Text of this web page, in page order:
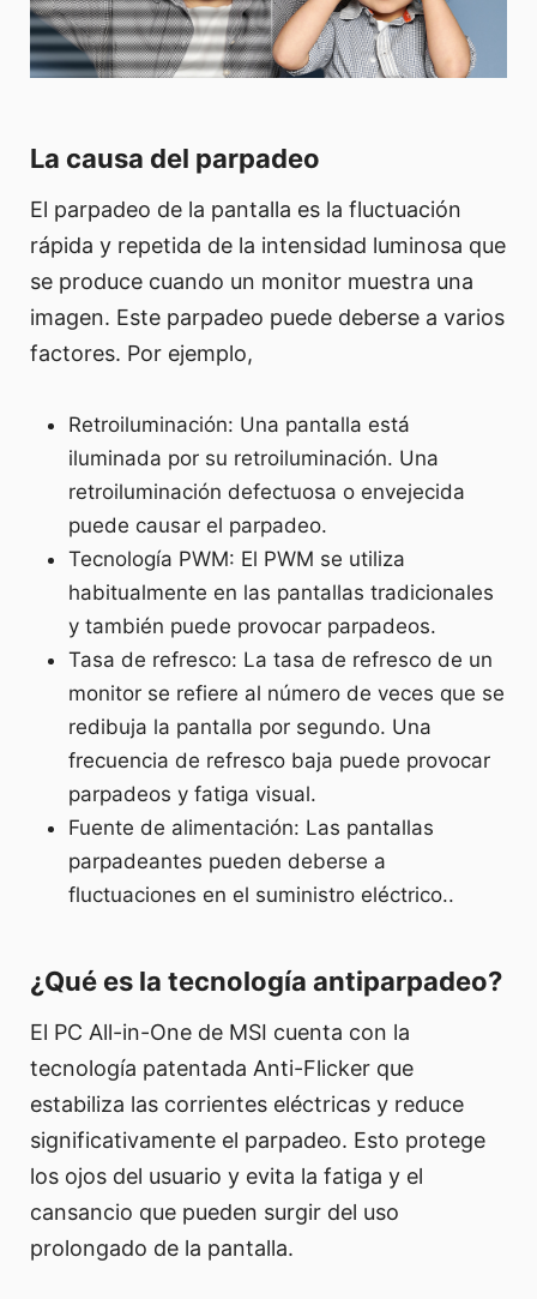
La causa del parpadeo
El parpadeo de la pantalla es la fluctuación
rápida y repetida de la intensidad luminosa que
se produce cuando un monitor muestra una
imagen. Este parpadeo puede deberse a varios
factores. Por ejemplo,
Retroiluminación: Una pantalla está
iluminada por su retroiluminación. Una
retroiluminación defectuosa o envejecida
puede causar el parpadeo.
Tecnología PWM: El PWM se utiliza
habitualmente en las pantallas tradicionales
y también puede provocar parpadeos.
Tasa de refresco: La tasa de refresco de un
monitor se refiere al número de veces que se
redibuja la pantalla por segundo. Una
frecuencia de refresco baja puede provocar
parpadeos y fatiga visual.
Fuente de alimentación: Las pantallas
parpadeantes pueden deberse a
fluctuaciones en el suministro eléctrico..
¿Qué es la tecnología antiparpadeo?
El PC All-in-One de MSI cuenta con la
tecnología patentada Anti-Flicker que
estabiliza las corrientes eléctricas y reduce
significativamente el parpadeo. Esto protege
los ojos del usuario y evita la fatiga y el
cansancio que pueden surgir del uso
prolongado de la pantalla.